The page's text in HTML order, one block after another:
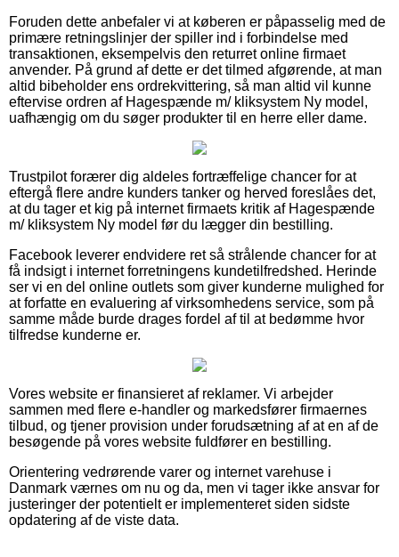
Foruden dette anbefaler vi at køberen er påpasselig med de
primære retningslinjer der spiller ind i forbindelse med
transaktionen, eksempelvis den returret online firmaet
anvender. På grund af dette er det tilmed afgørende, at man
altid bibeholder ens ordrekvittering, så man altid vil kunne
eftervise ordren af Hagespænde m/ kliksystem Ny model,
uafhængig om du søger produkter til en herre eller dame.
Trustpilot forærer dig aldeles fortræffelige chancer for at
eftergå flere andre kunders tanker og herved foreslåes det,
at du tager et kig på internet firmaets kritik af Hagespænde
m/ kliksystem Ny model før du lægger din bestilling.
Facebook leverer endvidere ret så strålende chancer for at
få indsigt i internet forretningens kundetilfredshed. Herinde
ser vi en del online outlets som giver kunderne mulighed for
at forfatte en evaluering af virksomhedens service, som på
samme måde burde drages fordel af til at bedømme hvor
tilfredse kunderne er.
Vores website er finansieret af reklamer. Vi arbejder
sammen med flere e-handler og markedsfører firmaernes
tilbud, og tjener provision under forudsætning af at en af de
besøgende på vores website fuldfører en bestilling.
Orientering vedrørende varer og internet varehuse i
Danmark værnes om nu og da, men vi tager ikke ansvar for
justeringer der potentielt er implementeret siden sidste
opdatering af de viste data.